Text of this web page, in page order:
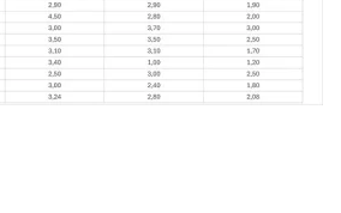
Στείλε & λάβε μηνύματα σε
πινακίδες οχημάτων